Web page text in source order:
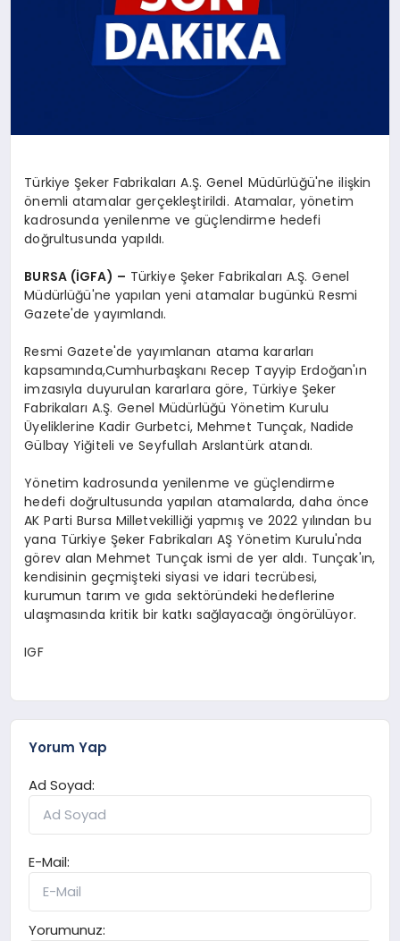
Türkiye Şeker Fabrikaları A.Ş. Genel Müdürlüğü'ne ilişkin
önemli atamalar gerçekleştirildi. Atamalar, yönetim
kadrosunda yenilenme ve güçlendirme hedefi
doğrultusunda yapıldı.
BURSA (İGFA) – Türkiye Şeker Fabrikaları A.Ş. Genel
Müdürlüğü'ne yapılan yeni atamalar bugünkü Resmi
Gazete'de yayımlandı.
Resmi Gazete'de yayımlanan atama kararları
kapsamında,Cumhurbaşkanı Recep Tayyip Erdoğan'ın
imzasıyla duyurulan kararlara göre, Türkiye Şeker
Fabrikaları A.Ş. Genel Müdürlüğü Yönetim Kurulu
Üyeliklerine Kadir Gurbetci, Mehmet Tunçak, Nadide
Gülbay Yiğiteli ve Seyfullah Arslantürk atandı.
Yönetim kadrosunda yenilenme ve güçlendirme
hedefi doğrultusunda yapılan atamalarda, daha önce
AK Parti Bursa Milletvekilliği yapmış ve 2022 yılından bu
yana Türkiye Şeker Fabrikaları AŞ Yönetim Kurulu'nda
görev alan Mehmet Tunçak ismi de yer aldı. Tunçak'ın,
kendisinin geçmişteki siyasi ve idari tecrübesi,
kurumun tarım ve gıda sektöründeki hedeflerine
ulaşmasında kritik bir katkı sağlayacağı öngörülüyor.
IGF
Yorum Yap
Ad Soyad:
E-Mail:
Yorumunuz: